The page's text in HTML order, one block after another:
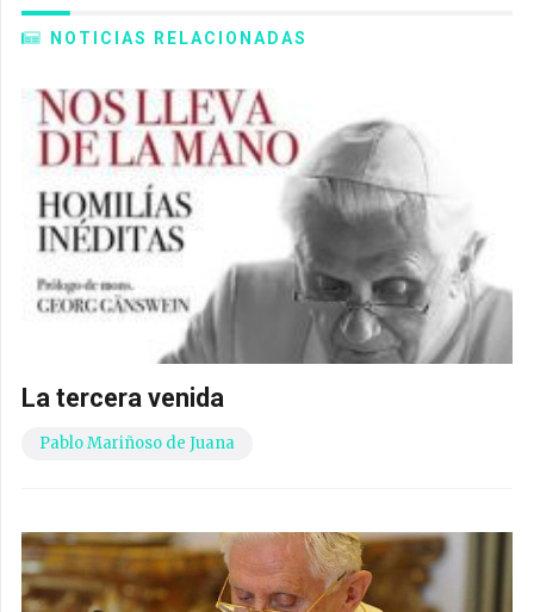
NOTICIAS RELACIONADAS
La tercera venida
Pablo Mariñoso de Juana